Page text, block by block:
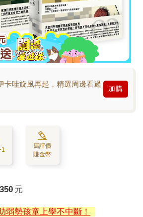
卡哇旋風再起，精選周邊看過
加購
寫評價
賺金幣
元
弱勢孩童上學不中斷！